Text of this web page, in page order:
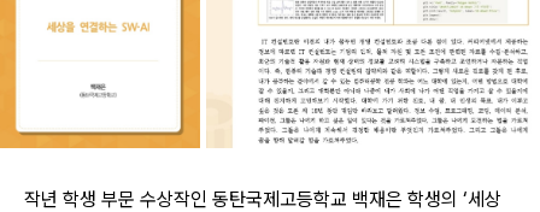
작년 학생 부문 수상작인 동탄국제고등학교 백재은 학생의 ‘세상